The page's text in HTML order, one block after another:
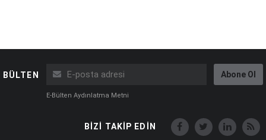
BÜLTEN Abone Ol
E-Bülten Aydınlatma Metni
BİZİ TAKİP EDİN